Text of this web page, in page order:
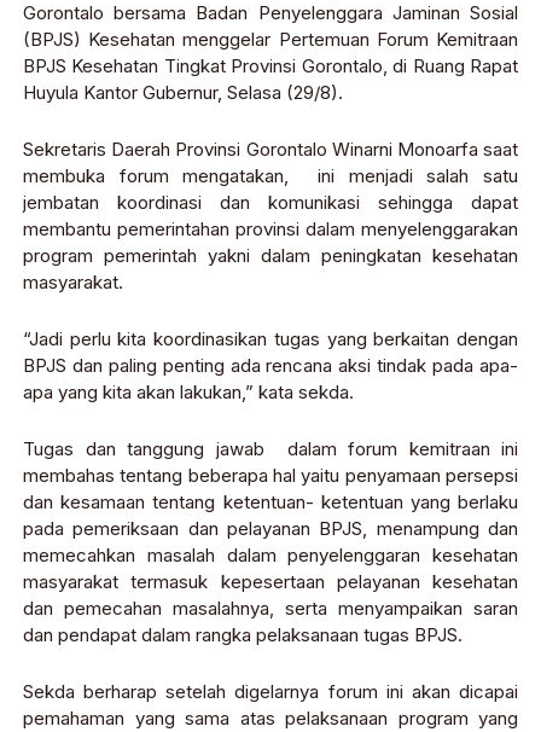
Gorontalo bersama Badan Penyelenggara Jaminan Sosial
(BPJS) Kesehatan menggelar Pertemuan Forum Kemitraan
BPJS Kesehatan Tingkat Provinsi Gorontalo, di Ruang Rapat
Huyula Kantor Gubernur, Selasa (29/8).
Sekretaris Daerah Provinsi Gorontalo Winarni Monoarfa saat
membuka forum mengatakan, ini menjadi salah satu
jembatan koordinasi dan komunikasi sehingga dapat
membantu pemerintahan provinsi dalam menyelenggarakan
program pemerintah yakni dalam peningkatan kesehatan
masyarakat.
“Jadi perlu kita koordinasikan tugas yang berkaitan dengan
BPJS dan paling penting ada rencana aksi tindak pada apa-
apa yang kita akan lakukan,” kata sekda.
Tugas dan tanggung jawab dalam forum kemitraan ini
membahas tentang beberapa hal yaitu penyamaan persepsi
dan kesamaan tentang ketentuan- ketentuan yang berlaku
pada pemeriksaan dan pelayanan BPJS, menampung dan
memecahkan masalah dalam penyelenggaran kesehatan
masyarakat termasuk kepesertaan pelayanan kesehatan
dan pemecahan masalahnya, serta menyampaikan saran
dan pendapat dalam rangka pelaksanaan tugas BPJS.
Sekda berharap setelah digelarnya forum ini akan dicapai
pemahaman yang sama atas pelaksanaan program yang